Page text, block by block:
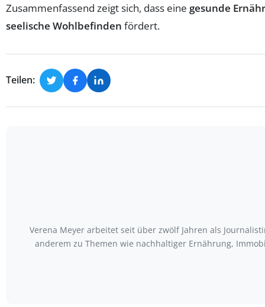
Zusammenfassend zeigt sich, dass eine gesunde
seelische Wohlbefinden fördert.
Teilen:
Verena Meyer arbeitet seit über zwölf Jahren als
anderem zu Themen wie nachhaltiger Ernährung,